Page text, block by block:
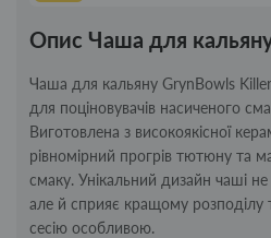
Опис Чаша для
Чаша для кальяну GrynBowls
для поціновувачів насиченого
Виготовлена з високоякісної
рівномірний прогрів тютюну та
смаку. Унікальний дизайн чаші не
але й сприяє кращому
сесію особливою.